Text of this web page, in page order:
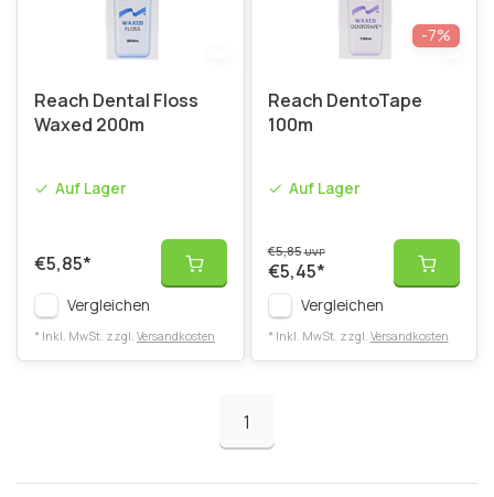
Reach Dental Floss
Waxed 200m
Auf Lager
€5,85*
Vergleichen
* Inkl. MwSt. zzgl. Versandkosten
-7%
Reach DentoTape
100m
Auf Lager
€5,85UVP
€5,45*
Vergleichen
* Inkl. MwSt. zzgl. Versandkosten
1